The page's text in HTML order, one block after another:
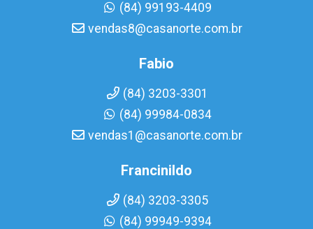
(84) 99193-4409
vendas8@casanorte.com.br
Fabio
(84) 3203-3301
(84) 99984-0834
vendas1@casanorte.com.br
Francinildo
(84) 3203-3305
(84) 99949-9394